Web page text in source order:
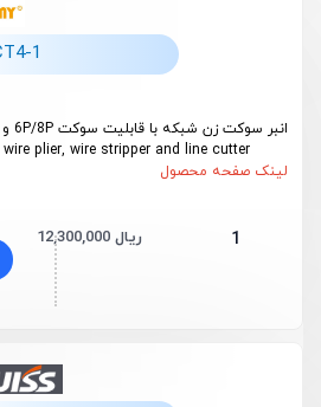
1
انبر سوکت زن شبکه با قابلیت سوکت 6P/8P و تیغه برش سیم
plier, wire stripper and line cutter
لینک صفحه محصول
1 12,300,000 ریال